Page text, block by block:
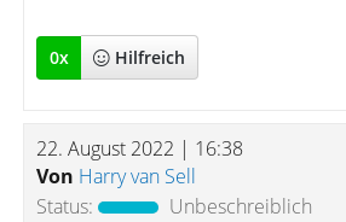
0x Hilfreich
22. August 2022 | 16:38
Von Harry van Sell
Status:
Unbeschreiblich